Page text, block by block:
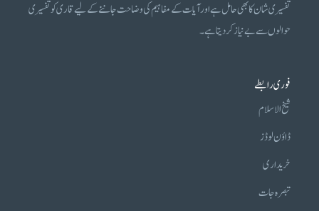
تفسیری شان کا بھی حامل ہے اور آیات کے مفاہیم کی وضاحت جاننے کے لیے قاری کو تفسیری
حوالوں سے بے نیاز کر دیتا ہے۔
فوری رابطے
شیخ الاسلام
ڈاؤن لوڈز
خریداری
تبصرہ جات